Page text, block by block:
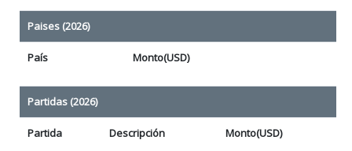
Paises (2026)
País Monto(USD)
Partidas (2026)
Partida Descripción Monto(USD)